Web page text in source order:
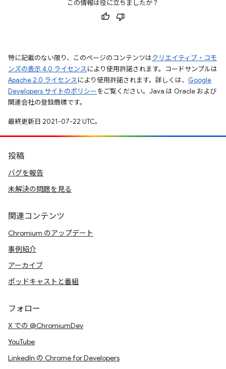
この情報は役に立ちましたか？
特に記載のない限り、このページのコンテンツはクリエイティブ・コモ
ンズの表示 4.0 ライセンスにより使用許諾されます。コードサンプルは
Apache 2.0 ライセンスにより使用許諾されます。詳しくは、 Google
Developers サイトのポリシーをご覧ください。Java は Oracle および
関連会社の登録商標です。
最終更新日 2021-07-22 UTC。
投稿
バグを報告
未解決の問題を見る
関連コンテンツ
Chromium のアップデート
事例紹介
アーカイブ
ポッドキャストと番組
フォロー
X での @ChromiumDev
YouTube
LinkedIn の Chrome for Developers